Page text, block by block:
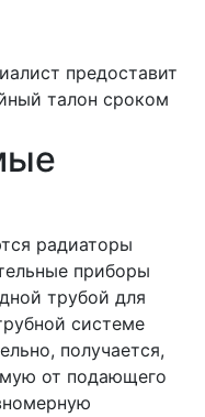
предоставит
талон сроком
радиаторы
приборы
трубой для
системе
получается,
от подающего